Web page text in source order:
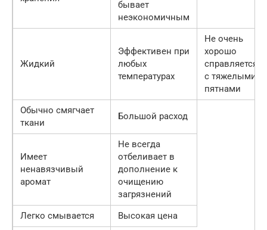
бывает
неэкономичным
Жидкий
Эффективен при
любых
температурах
Не очень
хорошо
справляется
с тяжелыми
пятнами
Обычно смягчает
ткани
Большой расход
Имеет
ненавязчивый
аромат
Не всегда
отбеливает в
дополнение к
очищению
загрязнений
Легко смывается
Высокая цена